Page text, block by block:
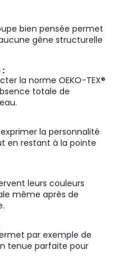
bien pensée permet
gêne structurelle
:
la norme OEKO-TEX®
totale de
la personnalité
en restant à la pointe
leurs couleurs
même après de
par exemple de
tenue parfaite pour